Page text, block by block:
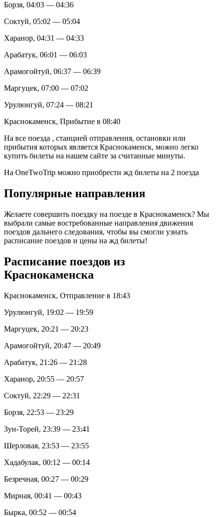
Борзя, 04:03 — 04:36
Соктуй, 05:02 — 05:04
Харанор, 04:31 — 04:33
Арабатук, 06:01 — 06:03
Арамогойтуй, 06:37 — 06:39
Маргуцек, 07:00 — 07:02
Урулюнгуй, 07:24 — 08:21
Краснокаменск, Прибытие в 08:40
На все поезда , станцией отправления, остановки или
прибытия которых является Краснокаменск, можно легко
купить билеты на нашем сайте за считанные минуты.
На OneTwoTrip можно приобрести жд билеты на 2 поезда
Популярные направления
Желаете совершить поездку на поезде в Краснокаменск? Мы
выбрали самые востребованные направления движения
поездов дальнего следования, чтобы вы смогли узнать
расписание поездов и цены на жд билеты!
Расписание поездов из
Краснокаменска
Краснокаменск, Отправление в 18:43
Урулюнгуй, 19:02 — 19:59
Маргуцек, 20:21 — 20:23
Арамогойтуй, 20:47 — 20:49
Арабатук, 21:26 — 21:28
Харанор, 20:55 — 20:57
Соктуй, 22:29 — 22:31
Борзя, 22:53 — 23:29
Зун-Торей, 23:39 — 23:41
Шерловая, 23:53 — 23:55
Хадабулак, 00:12 — 00:14
Безречная, 00:27 — 00:29
Мирная, 00:41 — 00:43
Бырка, 00:52 — 00:54